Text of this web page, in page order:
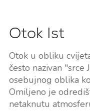
Otok Ist
Otok u obliku
često nazivan "srce
osebujnog oblika
Omiljeno je
netaknutu